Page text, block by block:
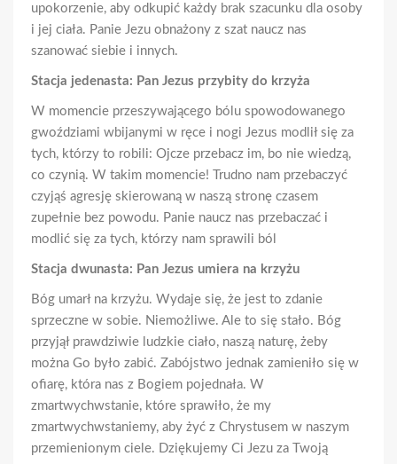
upokorzenie, aby odkupić każdy brak szacunku dla osoby
i jej ciała. Panie Jezu obnażony z szat naucz nas
szanować siebie i innych.
Stacja jedenasta: Pan Jezus przybity do krzyża
W momencie przeszywającego bólu spowodowanego
gwoździami wbijanymi w ręce i nogi Jezus modlił się za
tych, którzy to robili: Ojcze przebacz im, bo nie wiedzą,
co czynią. W takim momencie! Trudno nam przebaczyć
czyjąś agresję skierowaną w naszą stronę czasem
zupełnie bez powodu. Panie naucz nas przebaczać i
modlić się za tych, którzy nam sprawili ból
Stacja dwunasta: Pan Jezus umiera na krzyżu
Bóg umarł na krzyżu. Wydaje się, że jest to zdanie
sprzeczne w sobie. Niemożliwe. Ale to się stało. Bóg
przyjął prawdziwie ludzkie ciało, naszą naturę, żeby
można Go było zabić. Zabójstwo jednak zamieniło się w
ofiarę, która nas z Bogiem pojednała. W
zmartwychwstanie, które sprawiło, że my
zmartwychwstaniemy, aby żyć z Chrystusem w naszym
przemienionym ciele. Dziękujemy Ci Jezu za Twoją